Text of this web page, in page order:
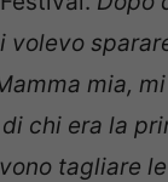
volevo
mia,
chi era la
tagliare